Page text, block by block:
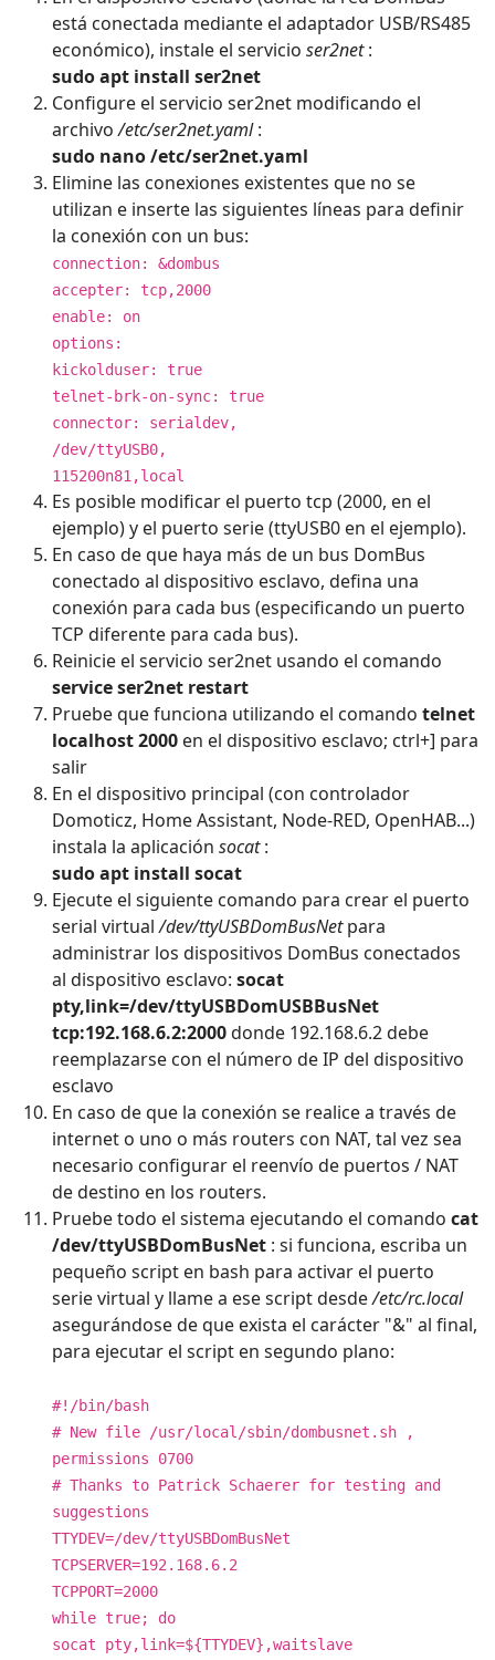
está conectada mediante el adaptador USB/RS485
económico), instale el servicio ser2net:
sudo apt install ser2net
Configure el servicio ser2net modificando el
archivo/etc/ser2net.yaml:
sudo nano /etc/ser2net.yaml
Elimine las conexiones existentes que no se
utilizan e inserte las siguientes líneas para definir
la conexión con un bus:
connection: &dombus
accepter: tcp,2000
enable: on
options:
kickolduser: true
telnet-brk-on-sync: true
connector: serialdev,
/dev/ttyUSB0,
115200n81,local
Es posible modificar el puerto tcp (2000, en el
ejemplo) y el puerto serie (ttyUSB0 en el ejemplo).
En caso de que haya más de un bus DomBus
conectado al dispositivo esclavo, defina una
conexión para cada bus (especificando un puerto
TCP diferente para cada bus).
Reinicie el servicio ser2net usando el comando
service ser2net restart
Pruebe que funciona utilizando el comando telnet
localhost 2000 en el dispositivo esclavo; ctrl+] para
salir
En el dispositivo principal (con controlador
Domoticz, Home Assistant, Node-RED, OpenHAB...)
instala la aplicación socat:
sudo apt install socat
Ejecute el siguiente comando para crear el puerto
serial virtual/dev/ttyUSBDomBusNetpara
administrar los dispositivos DomBus conectados
al dispositivo esclavo: socat
pty,link=/dev/ttyUSBDomUSBBusNet
tcp:192.168.6.2:2000donde 192.168.6.2 debe
reemplazarse con el número de IP del dispositivo
esclavo
En caso de que la conexión se realice a través de
internet o uno o más routers con NAT, tal vez sea
necesario configurar el reenvío de puertos / NAT
de destino en los routers.
Pruebe todo el sistema ejecutando el comando cat
/dev/ttyUSBDomBusNet : si funciona, escriba un
pequeño script en bash para activar el puerto
serie virtual y llame a ese script desde/etc/rc.local
asegurándose de que exista el carácter "&" al final,
para ejecutar el script en segundo plano:
#!/bin/bash
# New file /usr/local/sbin/dombusnet.sh ,
permissions 0700
# Thanks to Patrick Schaerer for testing and
suggestions
TTYDEV=/dev/ttyUSBDomBusNet
TCPSERVER=192.168.6.2
TCPPORT=2000
while true; do
socat pty,link=${TTYDEV},waitslave